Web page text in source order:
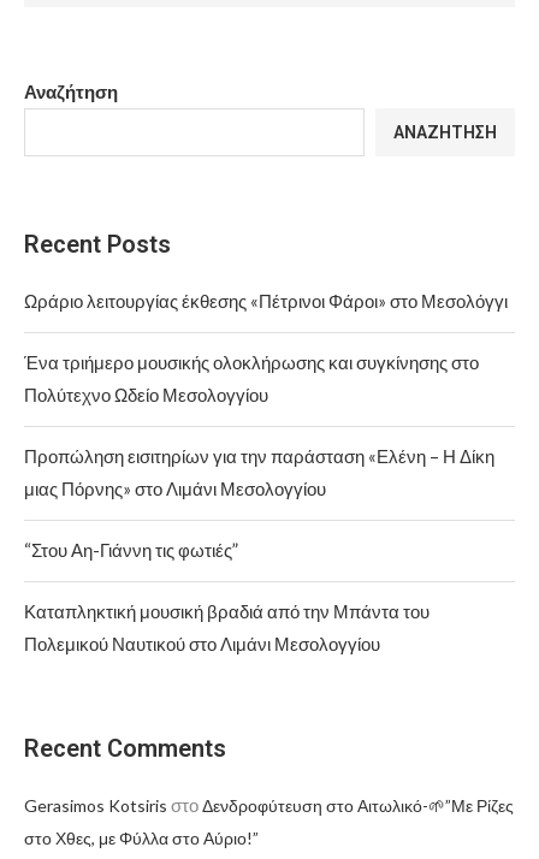
Αναζήτηση
ΑΝΑΖΉΤΗΣΗ
Recent Posts
Ωράριο λειτουργίας έκθεσης «Πέτρινοι Φάροι» στο Μεσολόγγι
Ένα τριήμερο μουσικής ολοκλήρωσης και συγκίνησης στο
Πολύτεχνο Ωδείο Μεσολογγίου
Προπώληση εισιτηρίων για την παράσταση «Ελένη – Η Δίκη
μιας Πόρνης» στο Λιμάνι Μεσολογγίου
“Στου Αη-Γιάννη τις φωτιές”
Καταπληκτική μουσική βραδιά από την Μπάντα του
Πολεμικού Ναυτικού στο Λιμάνι Μεσολογγίου
Recent Comments
Gerasimos Kotsiris στοΔενδροφύτευση στο Αιτωλικό-🌱”Με Ρίζες
στο Χθες, με Φύλλα στο Αύριο!”